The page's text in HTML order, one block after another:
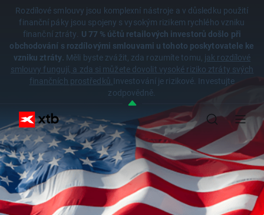
Rozdílové smlouvy jsou komplexní nástroje a v důsledku použití
finanční páky jsou spojeny s vysokým rizikem rychlého vzniku
finanční ztráty. U 77 % účtů retailových investorů došlo při
obchodování s rozdílovými smlouvami u tohoto poskytovatele ke
vzniku ztráty. Měli byste zvážit, zda rozumíte tomu, jak rozdílové
smlouvy fungují, a zda si můžete dovolit vysoké riziko ztráty svých
finančních prostředků.Investování je rizikové. Investujte
zodpovědně.